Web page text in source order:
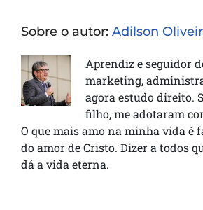
Sobre o autor: Adilson
Aprendiz e seguidor
marketing,
agora estudo direito.
filho, me adotaram
O que mais amo na minha vida é
do amor de Cristo. Dizer a todos
dá a vida eterna.